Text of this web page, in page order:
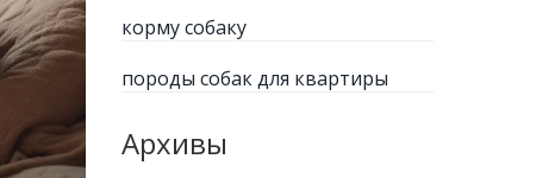
корму собаку
породы собак для квартиры
Архивы